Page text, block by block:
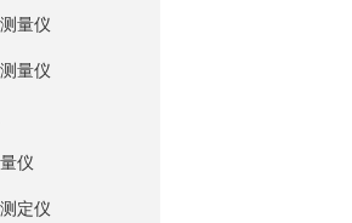
量仪
量仪
仪
定仪